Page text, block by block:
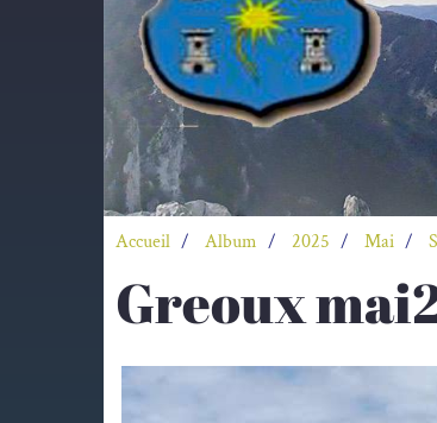
Accueil Album 2025 Mai
Greoux